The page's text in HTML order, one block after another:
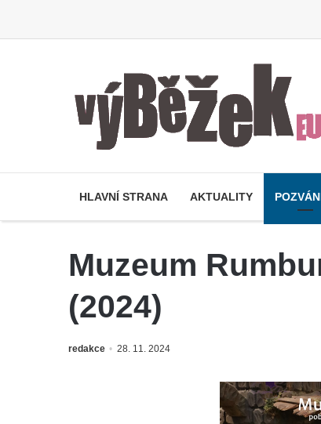
HLAVNÍ STRANA AKTUALITY
Muzeum
(2024)
redakce 28. 11. 2024